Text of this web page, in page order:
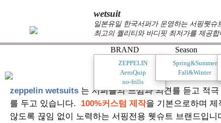
wetsuit
일본유일 한국서퍼가 운영하는 서핑웻
최고의 퀄리티와 바디핏 최저가를 제공합
BRAND
ZEPPELIN
AeroQuip
no-frills
Season
Spring&Summer
Fall&Winter
zeppelin wetsuits 는 서퍼들의 느낌과 의견를 듣고 적
를 두고 있습니다. 100%커스텀 제작을 기본으로하며
않도록 끊임 없이 노력하는 서핑전용 웻슈트 브랜드입니